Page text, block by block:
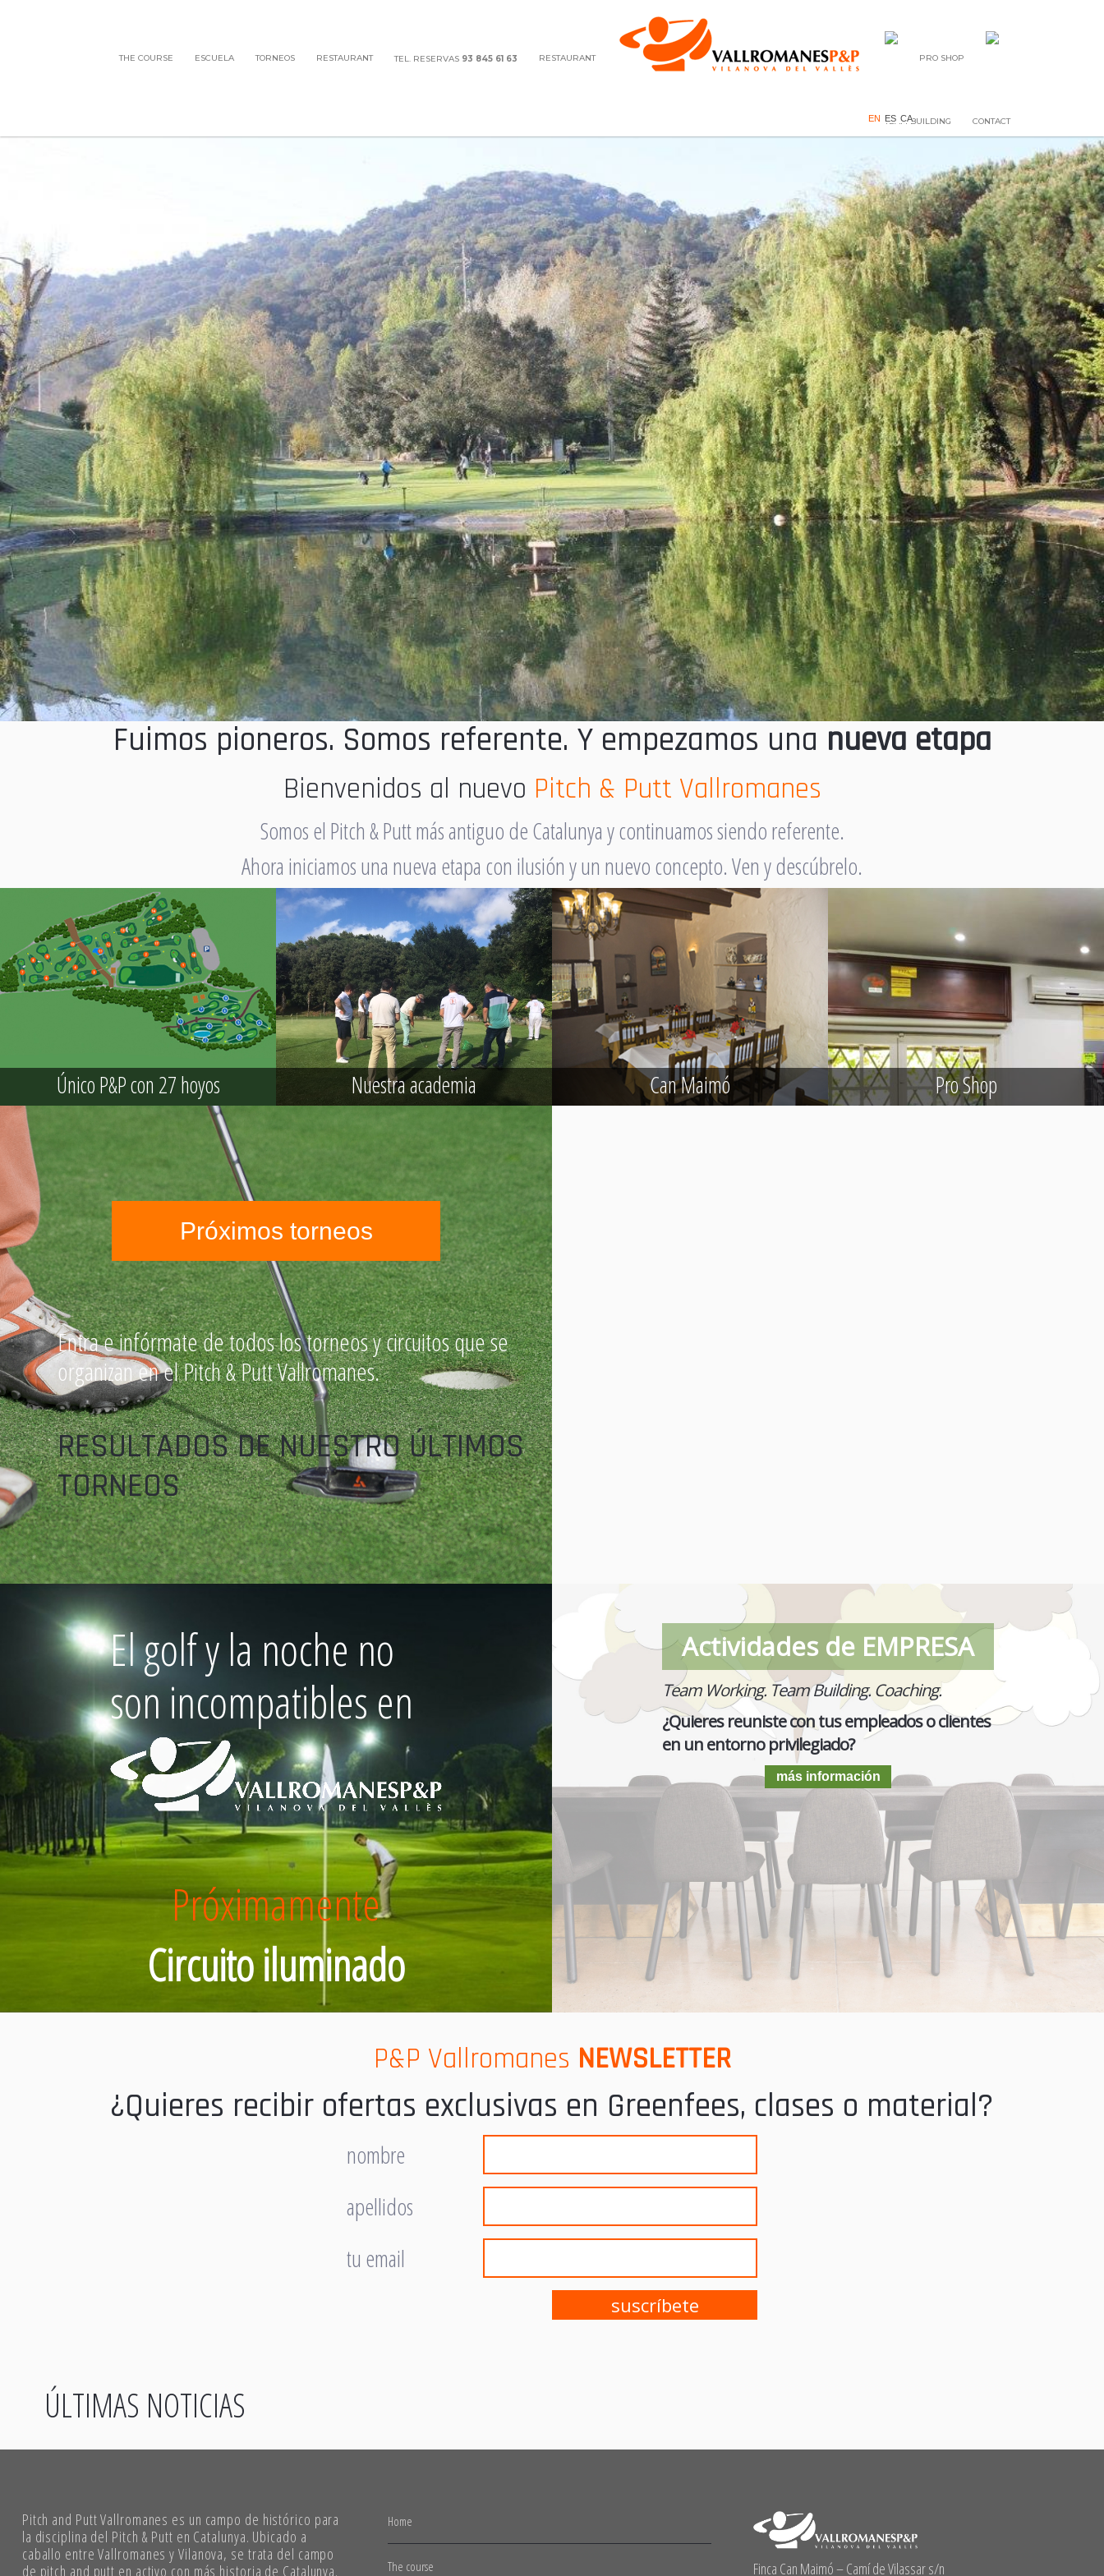
THE COURSE ESCUELA TORNEOS RESTAURANT TEL. RESERVAS 93 845 61 63 RESTAURANT PRO SHOP
TEAM BUILDING CONTACT
EN ES CA
Fuimos pioneros. Somos referente. Y empezamos una nueva etapa
Bienvenidos al nuevo Pitch & Putt Vallromanes
Somos el Pitch & Putt más antiguo de Catalunya y continuamos siendo referente.
Ahora iniciamos una nueva etapa con ilusión y un nuevo concepto. Ven y descúbrelo.
Único P&P con 27 hoyos Nuestra academia Can Maimó Pro Shop
Próximos torneos
Entra e infórmate de todos los torneos y circuitos que se
organizan en el Pitch & Putt Vallromanes.
RESULTADOS DE NUESTRO ÚLTIMOS
TORNEOS
El golf y la noche no
son incompatibles en
Próximamente
Circuito iluminado
Actividades de EMPRESA
Team Working. Team Building. Coaching.
¿Quieres reuniste con tus empleados o clientes
en un entorno privilegiado?
más información
P&P Vallromanes NEWSLETTER
¿Quieres recibir ofertas exclusivas en Greenfees, clases o material?
nombre
apellidos
tu email
ÚLTIMAS NOTICIAS
Pitch and Putt Vallromanes es un campo de histórico para
la disciplina del Pitch & Putt en Catalunya. Ubicado a
caballo entre Vallromanes y Vilanova, se trata del campo
de pitch and putt en activo con más historia de Catalunya.
Home
The course Finca Can Maimó – Camí de Vilassar s/n